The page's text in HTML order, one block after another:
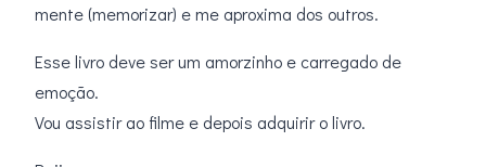
mente (memorizar) e me aproxima dos outros.
Esse livro deve ser um amorzinho e carregado de
emoção.
Vou assistir ao filme e depois adquirir o livro.